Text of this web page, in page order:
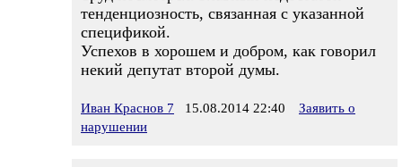
тенденциозность, связанная с указанной
спецификой.
Успехов в хорошем и добром, как говорил
некий депутат второй думы.
Иван Краснов 7 15.08.2014 22:40
Заявить о
нарушении